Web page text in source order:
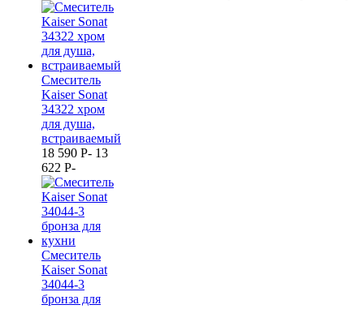
Смеситель
Kaiser Sonat
34322 хром
для душа,
встраиваемый
18 590 P- 13
622 P-
Смеситель
Kaiser Sonat
34044-3
бронза для